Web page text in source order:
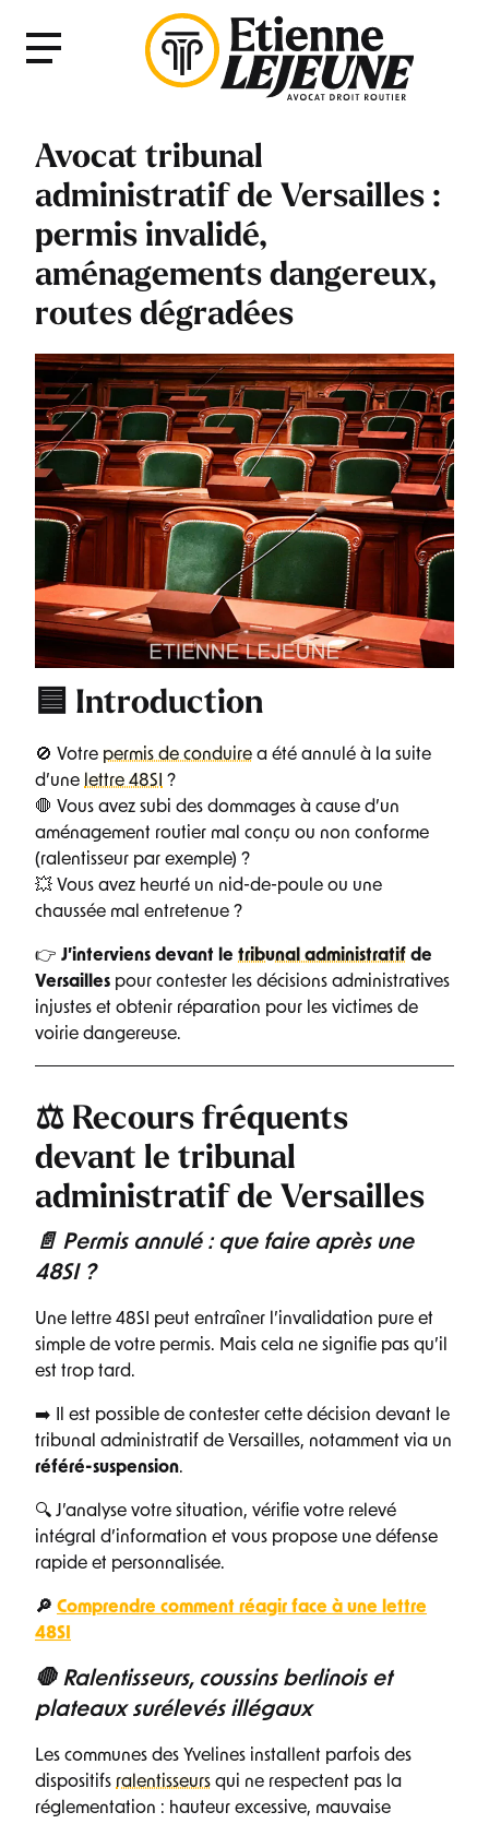
Menu
Avocat tribunal
administratif de Versailles :
permis invalidé,
aménagements dangereux,
routes dégradées
🟦 Introduction
🚫 Votre permis de conduire a été annulé à la suite
d’une lettre 48SI ?
🛑 Vous avez subi des dommages à cause d’un
aménagement routier mal conçu ou non conforme
(ralentisseur par exemple) ?
💥 Vous avez heurté un nid-de-poule ou une
chaussée mal entretenue ?
👉 J’interviens devant le tribunal administratif de
Versailles pour contester les décisions administratives
injustes et obtenir réparation pour les victimes de
voirie dangereuse.
⚖️ Recours fréquents
devant le tribunal
administratif de Versailles
📄 Permis annulé : que faire après une
48SI ?
Une lettre 48SI peut entraîner l’invalidation pure et
simple de votre permis. Mais cela ne signifie pas qu’il
est trop tard.
➡️ Il est possible de contester cette décision devant le
tribunal administratif de Versailles, notamment via un
référé-suspension.
🔍 J’analyse votre situation, vérifie votre relevé
intégral d’information et vous propose une défense
rapide et personnalisée.
🔎 Comprendre comment réagir face à une lettre
48SI
🛑 Ralentisseurs, coussins berlinois et
plateaux surélevés illégaux
Les communes des Yvelines installent parfois des
dispositifs ralentisseurs qui ne respectent pas la
réglementation : hauteur excessive, mauvaise
Fermer